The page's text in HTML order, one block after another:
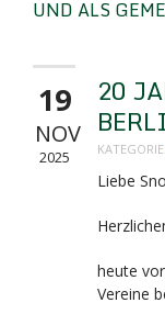
UND ALS
19
NOV
2025
20
KATEGORIE:
Liebe
heute
Vereine